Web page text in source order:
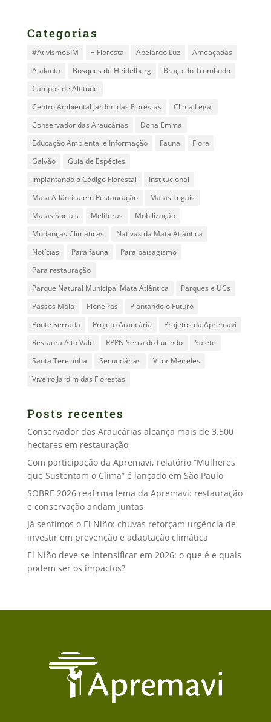
Categorias
#AtivismoSIM + Floresta Abelardo Luz
Ameaçadas
Atalanta
Bosques de Heidelberg
Braço do Trombudo
Campos de Altitude
Centro Ambiental Jardim das Florestas
Clima Legal
Conservador das Araucárias
Dona Emma
Educação Ambiental e Informação
Fauna
Flora
Galvão
Guia de Espécies
Implantando o Código Florestal
Institucional
Mata Atlântica em Restauração
Matas Legais
Matas Sociais
Melíferas
Mobilização
Mudanças Climáticas
Nativas da Mata Atlântica
Notícias
Para fauna
Para paisagismo
Para restauração
Parque Natural Municipal Mata Atlântica
Parques e UCs
Passos Maia
Pioneiras
Plantando o Futuro
Ponte Serrada
Projeto Araucária
Projetos da Apremavi
Restaura Alto Vale
RPPN Serra do Lucindo
Salete
Santa Terezinha
Secundárias
Vitor Meireles
Viveiro Jardim das Florestas
Posts recentes
Conservador das Araucárias alcança mais de 3.500
hectares em restauração
Com participação da Apremavi, relatório “Mulheres
que Sustentam o Clima” é lançado em São Paulo
SOBRE 2026 reafirma lema da Apremavi: restauração
e conservação andam juntas
Já sentimos o El Niño: chuvas reforçam urgência de
investir em prevenção e adaptação climática
El Niño deve se intensificar em 2026: o que é e quais
podem ser os impactos?